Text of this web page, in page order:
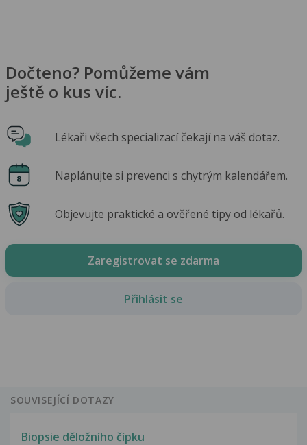
Dočteno? Pomůžeme vám
ještě o kus víc.
Lékaři všech specializací čekají na váš dotaz.
Naplánujte si prevenci s chytrým kalendářem.
Objevujte praktické a ověřené tipy od lékařů.
Zaregistrovat se zdarma
Přihlásit se
SOUVISEJÍCÍ DOTAZY
Biopsie děložního čípku